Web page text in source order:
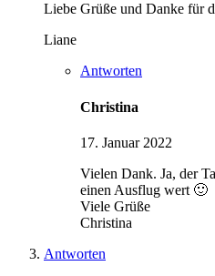
Liebe Grüße und Danke für
Liane
Antworten
Christina
17. Januar 2022
Vielen Dank. Ja, der
einen Ausflug wert 🙂
Viele Grüße
Christina
Antworten